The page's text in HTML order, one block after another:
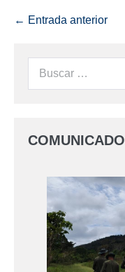
← Entrada anterior
COMUNICADO